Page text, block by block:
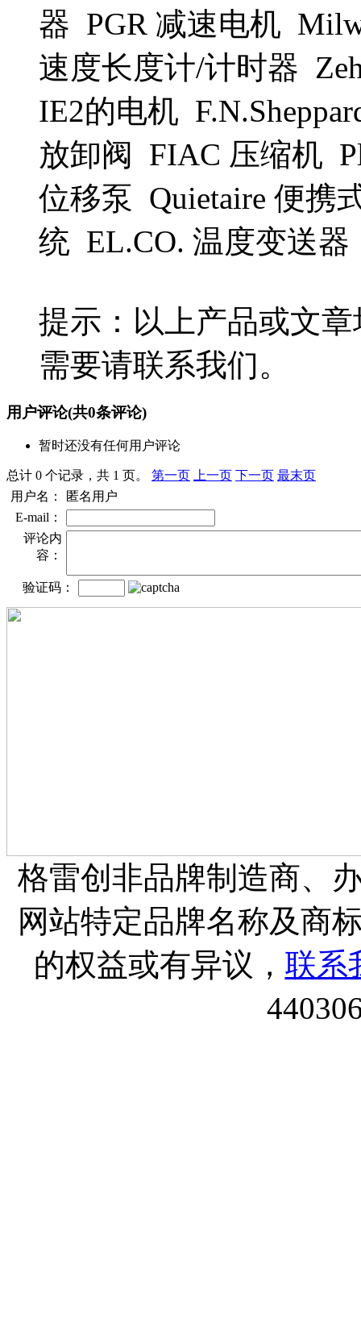
器 PGR 减速电机
速度长度计/计时器
IE2的电机
放卸阀 FIAC 压缩机
位移泵 Quietaire 便携
统 EL.CO. 温度变送
提示：以上产品或文
需要请联系我们。
用户评论(共0条评论)
暂时还没有任何用户评论
总计 0 个记录，共 1 页。 第一页 上一页 下一页 最末页
用户名：
匿名用户
E-mail：
评论内
容：
验证码：
格雷创非品牌制造商、
网站特定品牌名称及商
的权益或有异议， 联系